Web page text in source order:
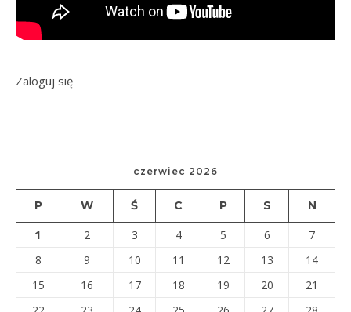
Zaloguj się
czerwiec 2026
P W Ś C P S N
1 2 3 4 5 6
7
8
9 10 11 12 13
14
15
16 17 18 19 20
21